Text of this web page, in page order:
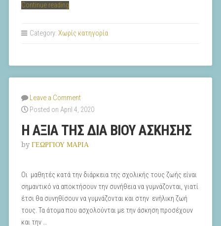
Continue reading“ΑΡΧΑΙΟΙ
ΑΓΩΝΕΣ”
Category: Χωρίς κατηγορία
Leave a Comment
Posted on April 4, 2020
Η ΑΞΙΑ ΤΗΣ ΔΙΑ ΒΙΟΥ ΑΣΚΗΣΗΣ
by ΓΕΩΡΓΙΟΥ ΜΑΡΙΑ
Οι μαθητές κατά την διάρκεια της σχολικής τους ζωής είναι
σημαντικό να αποκτήσουν την συνήθεια να γυμνάζονται, γιατί
έτσι θα συνηθίσουν να γυμνάζονται και στην ενήλικη ζωή
τους. Τα άτομα που ασχολούνται με την άσκηση προσέχουν
και την …